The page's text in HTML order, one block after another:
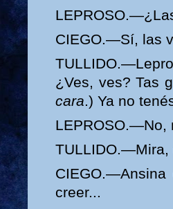
CIEGO.—Sí, las
¿Ves, ves? Tas
cara.) Ya no
LEPROSO.—No,
TULLIDO.—Mira,
creer...